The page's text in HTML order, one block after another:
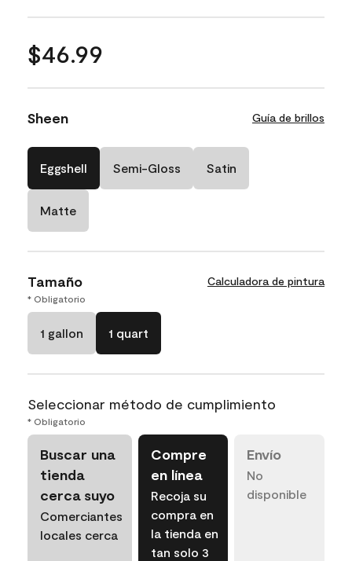
$46.99
Sheen Guía de brillos
Eggshell Semi-Gloss Satin
Matte
Tamaño Calculadora de pintura
* Obligatorio
1 gallon 1 quart
Seleccionar método de cumplimiento
* Obligatorio
Buscar una
tienda
cerca suyo
Comerciantes
locales cerca
Compre
en línea
Recoja su
compra en
la tienda en
tan solo 3
Envío
No
disponible